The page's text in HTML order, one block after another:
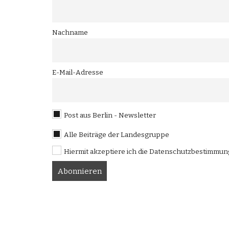
Nachname
E-Mail-Adresse
Post aus Berlin - Newsletter
Alle Beiträge der Landesgruppe
Hiermit akzeptiere ich die